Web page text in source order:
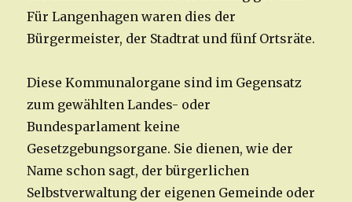
Für Langenhagen waren dies der
Bürgermeister, der Stadtrat und fünf Ortsräte.
Diese Kommunalorgane sind im Gegensatz
zum gewählten Landes- oder
Bundesparlament keine
Gesetzgebungsorgane. Sie dienen, wie der
Name schon sagt, der bürgerlichen
Selbstverwaltung der eigenen Gemeinde oder